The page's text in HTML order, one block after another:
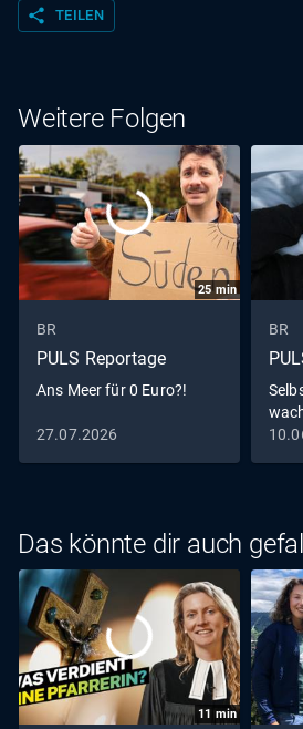
share TEILEN
Weitere Folgen
25min
BR
PULS Reportage
Ans Meer für 0 Euro?!
27.07.2026
BR
Das könnte dir auch
11 min